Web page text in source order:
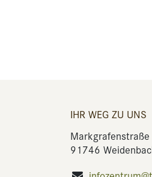
IHR WEG ZU UNS
91746